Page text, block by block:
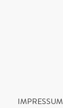
IMPRESSUM